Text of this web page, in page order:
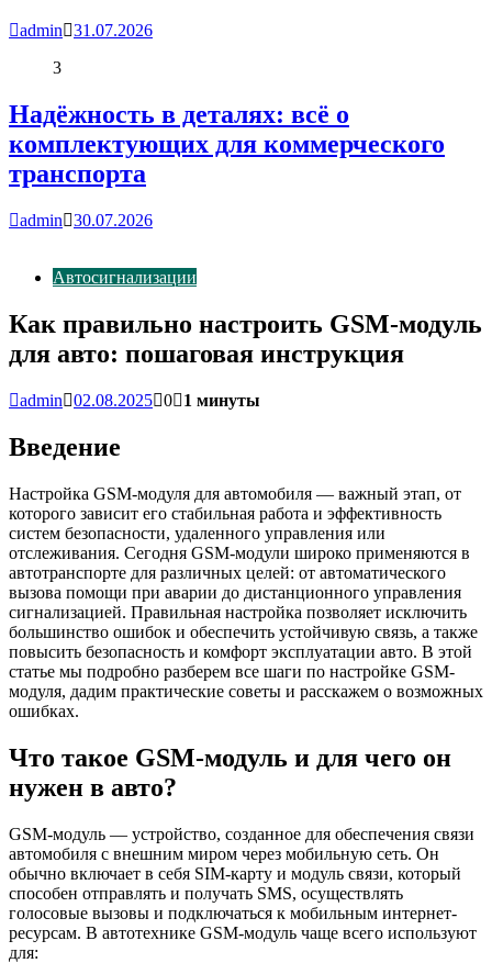
admin 31.07.2026
3
Надёжность в деталях: всё о
комплектующих для коммерческого
транспорта
admin 30.07.2026
Автосигнализации
Как правильно настроить GSM-модуль
для авто: пошаговая инструкция
admin 02.08.2025 0 1 минуты
Введение
Настройка GSM-модуля для автомобиля — важный этап, от
которого зависит его стабильная работа и эффективность
систем безопасности, удаленного управления или
отслеживания. Сегодня GSM-модули широко применяются в
автотранспорте для различных целей: от автоматического
вызова помощи при аварии до дистанционного управления
сигнализацией. Правильная настройка позволяет исключить
большинство ошибок и обеспечить устойчивую связь, а также
повысить безопасность и комфорт эксплуатации авто. В этой
статье мы подробно разберем все шаги по настройке GSM-
модуля, дадим практические советы и расскажем о возможных
ошибках.
Что такое GSM-модуль и для чего он
нужен в авто?
GSM-модуль — устройство, созданное для обеспечения связи
автомобиля с внешним миром через мобильную сеть. Он
обычно включает в себя SIM-карту и модуль связи, который
способен отправлять и получать SMS, осуществлять
голосовые вызовы и подключаться к мобильным интернет-
ресурсам. В автотехнике GSM-модуль чаще всего используют
для: